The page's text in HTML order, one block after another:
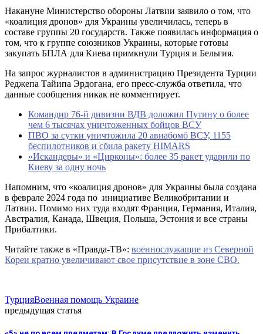
Накануне Министерство обороны Латвии заявило о том, что
«коалиция дронов» для Украины увеличилась, теперь в
составе группы 20 государств. Также появилась информация о
том, что к группе союзников Украины, которые готовы
закупать БПЛА для Киева примкнули Турция и Бельгия.
На запрос журналистов в администрацию Президента Турции
Реджепа Тайипа Эрдогана, его пресс-служба ответила, что
данные сообщения никак не комментирует.
Командир 76-й дивизии ВДВ доложил Путину о более
чем 6 тысячах уничтоженных бойцов ВСУ
ПВО за сутки уничтожила 20 авиабомб ВСУ, 1155
беспилотников и сбила ракету HIMARS
«Искандеры» и «Цирконы»: более 35 ракет ударили по
Киеву за одну ночь
Напомним, что «коалиция дронов» для Украины была создана
в феврале 2024 года по инициативе Великобритании и
Латвии. Помимо них туда входят Франция, Германия, Италия,
Австралия, Канада, Швеция, Польша, Эстония и все страны
Прибалтики.
Читайте также в «Правда-ТВ»: военнослужащие из Северной
Кореи кратно увеличивают свое присутствие в зоне СВО.
ТурцияВоенная помощь Украине
предыдущая статья